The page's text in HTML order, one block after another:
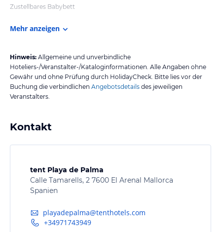
Zustellbares Babybett
Mehr anzeigen
Hinweis: Allgemeine und unverbindliche
Hoteliers-/Veranstalter-/Kataloginformationen. Alle Angaben ohne
Gewähr und ohne Prüfung durch HolidayCheck. Bitte lies vor der
Buchung die verbindlichen Angebotsdetails des jeweiligen
Veranstalters.
Kontakt
tent Playa de Palma
Calle Tamarells, 2 7600 El Arenal Mallorca
Spanien
playadepalma@tenthotels.com
+34971743949